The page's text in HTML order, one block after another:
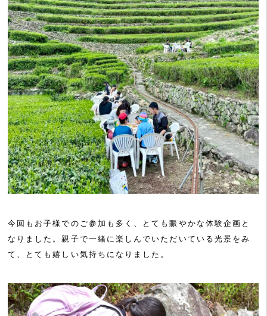
今回もお子様でのご参加も多く、とても賑やかな体験企画と
なりました。親子で一緒に楽しんでいただいている光景をみ
て、とても嬉しい気持ちになりました。